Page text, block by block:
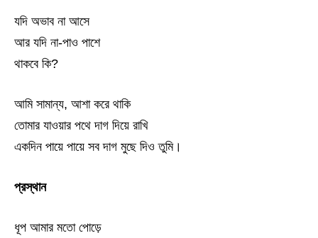
যদি অভাব না আসে
আর যদি না-পাও পাশে
থাকবে কি?
আমি সামান্য, আশা করে থাকি
তোমার যাওয়ার পথে দাগ দিয়ে রাখি
একদিন পায়ে পায়ে সব দাগ মুছে দিও তুমি।
প্রস্থান
ধূপ আমার মতো পোড়ে